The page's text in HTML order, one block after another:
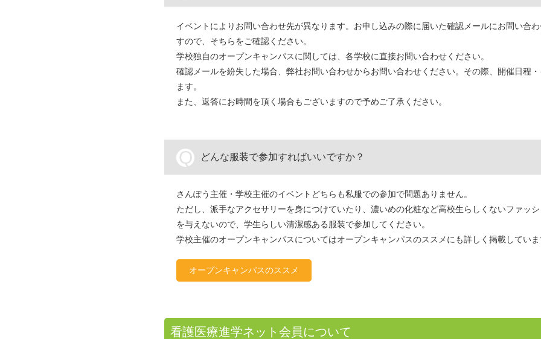
イベントによりお問い合わせ先が異なります。お申し込みの際に届いた確認メールにお問い合
すので、そちらをご確認ください。
学校独自のオープンキャンパスに関しては、各学校に直接お問い合わせください。
確認メールを紛失した場合、弊社お問い合わせからお問い合わせください。その際、開催日程
ます。
また、返答にお時間を頂く場合もございますので予めご了承ください。
Q どんな服装で参加すればいいですか？
さんぽう主催・学校主催のイベントどちらも私服での参加で問題ありません。
ただし、派手なアクセサリーを身につけていたり、濃いめの化粧など高校生らしくないファッ
を与えないので、学生らしい清潔感ある服装で参加してください。
学校主催のオープンキャンパスについてはオープンキャンパスのススメにも詳しく掲載していま
オープンキャンパスのススメ
看護医療進学ネット会員について